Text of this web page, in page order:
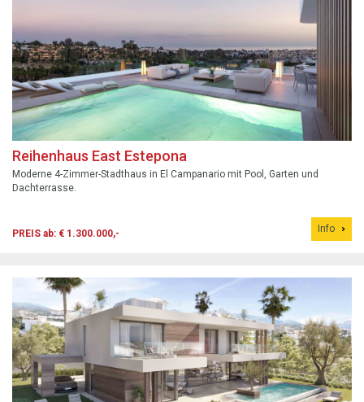
Reihenhaus East Estepona
Moderne 4-Zimmer-Stadthaus in El Campanario mit Pool, Garten und
Dachterrasse.
PREIS ab: € 1.300.000,- Info